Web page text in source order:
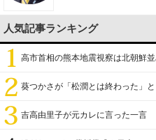
人気記事ランキング
高市首相の熊本地震視察は北朝鮮
葵つかさが「松潤とは終わった」と
吉高由里子が元カレに言った一言